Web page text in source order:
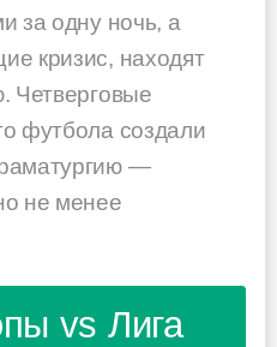
за одну ночь, а
кризис, находят
Четверговые
футбола создали
—
не менее
vs Лига